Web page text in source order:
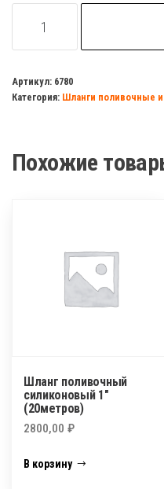
товара
поливочный
резиновый
слойный
Артикул: 6780
Категория: Шланги поливочные
Похожие
Шланг поливочный
силиконовый 1″
(20метров)
2800,00 ₽
В корзину